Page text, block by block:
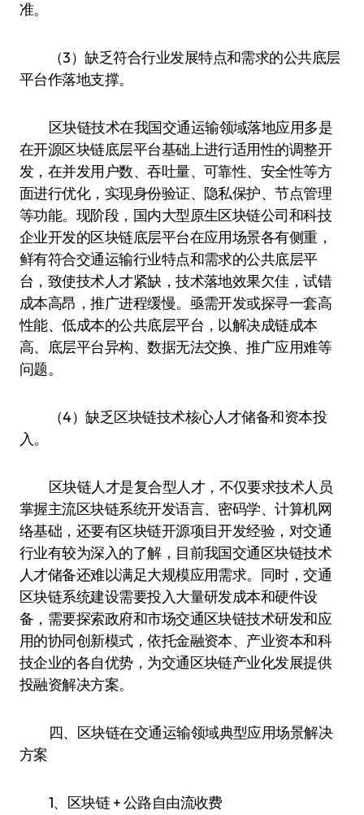
准。
（3）缺乏符合行业发展特点和需求的公共底层
平台作落地支撑。
区块链技术在我国交通运输领域落地应用多是
在开源区块链底层平台基础上进行适用性的调整开
发，在并发用户数、吞吐量、可靠性、安全性等方
面进行优化，实现身份验证、隐私保护、节点管理
等功能。现阶段，国内大型原生区块链公司和科技
企业开发的区块链底层平台在应用场景各有侧重，
鲜有符合交通运输行业特点和需求的公共底层平
台，致使技术人才紧缺，技术落地效果欠佳，试错
成本高昂，推广进程缓慢。亟需开发或探寻一套高
性能、低成本的公共底层平台，以解决成链成本
高、底层平台异构、数据无法交换、推广应用难等
问题。
（4）缺乏区块链技术核心人才储备和资本投
入。
区块链人才是复合型人才，不仅要求技术人员
掌握主流区块链系统开发语言、密码学、计算机网
络基础，还要有区块链开源项目开发经验，对交通
行业有较为深入的了解，目前我国交通区块链技术
人才储备还难以满足大规模应用需求。同时，交通
区块链系统建设需要投入大量研发成本和硬件设
备，需要探索政府和市场交通区块链技术研发和应
用的协同创新模式，依托金融资本、产业资本和科
技企业的各自优势，为交通区块链产业化发展提供
投融资解决方案。
四、区块链在交通运输领域典型应用场景解决
方案
1、区块链 + 公路自由流收费